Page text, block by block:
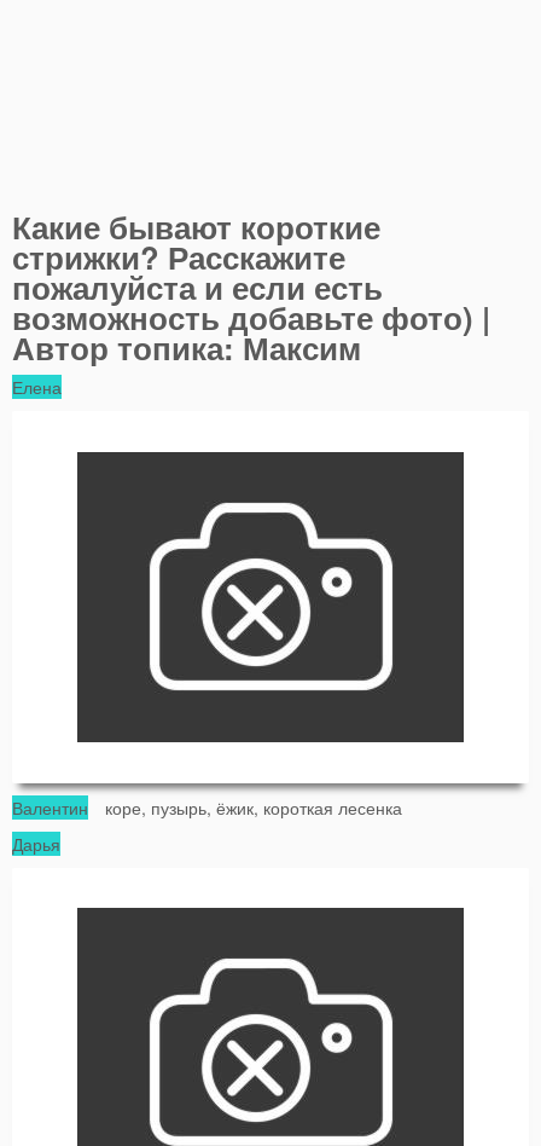
Какие бывают короткие
стрижки? Расскажите
пожалуйста и если есть
возможность добавьте фото) |
Автор топика: Максим
Елена
Валентин коре, пузырь, ёжик, короткая лесенка
Дарья